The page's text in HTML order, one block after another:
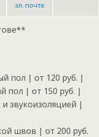
эл. почте
пол | от 120 руб. |
пол | от 150 руб. |
звукоизоляцией |
швов | от 200 руб.